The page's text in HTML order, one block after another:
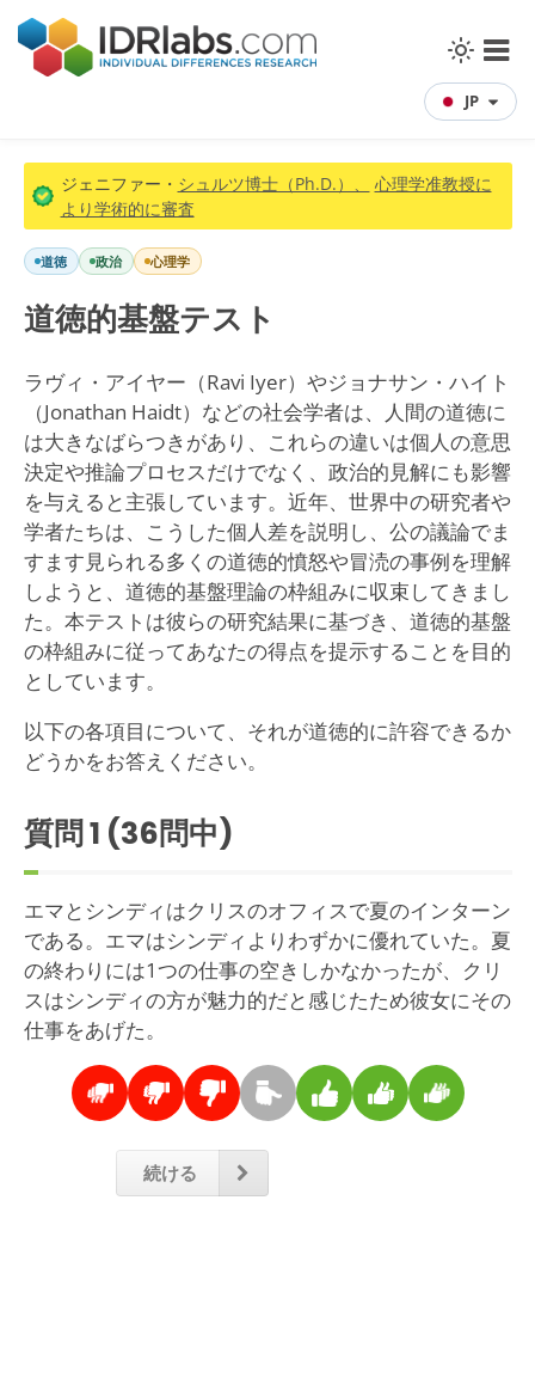
JP
ジェニファー・ シュルツ博士（Ph.D.）、
心理学准教授に
より学術的に審査
道徳 政治 心理学
道徳的基盤テスト
ラヴィ・アイヤー（Ravi Iyer）やジョナサン・ハイト
（Jonathan Haidt）などの社会学者は、人間の道徳に
は大きなばらつきがあり、これらの違いは個人の意思
決定や推論プロセスだけでなく、政治的見解にも影響
を与えると主張しています。近年、世界中の研究者や
学者たちは、こうした個人差を説明し、公の議論でま
すます見られる多くの道徳的憤怒や冒涜の事例を理解
しようと、道徳的基盤理論の枠組みに収束してきまし
た。本テストは彼らの研究結果に基づき、道徳的基盤
の枠組みに従ってあなたの得点を提示することを目的
としています。
以下の各項目について、それが道徳的に許容できるか
どうかをお答えください。
質問1 (36問中)
エマとシンディはクリスのオフィスで夏のインターン
である。エマはシンディよりわずかに優れていた。夏
の終わりには1つの仕事の空きしかなかったが、クリ
スはシンディの方が魅力的だと感じたため彼女にその
仕事をあげた。
続ける